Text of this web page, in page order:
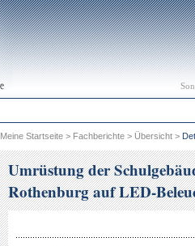
Meine Startseite > Fachberichte > Übersicht >
Umrüstung der
Rothenburg auf LED-